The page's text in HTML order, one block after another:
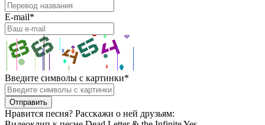
E-mail*
Введите символы с картинки*
Нравится песня? Расскажи о ней друзьям: